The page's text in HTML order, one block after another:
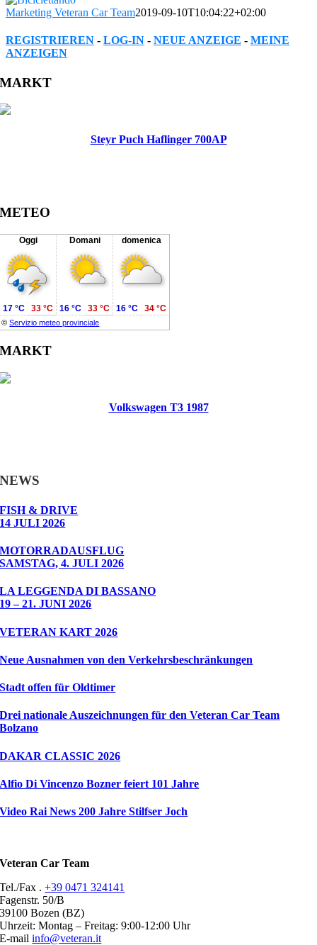
Marketing Veteran Car Team2019-09-10T10:04:22+02:00
REGISTRIEREN - LOG-IN - NEUE ANZEIGE - MEINE
ANZEIGEN
Facebook
Twitter
Reddit
LinkedIn
WhatsApp
Tumblr
Pinterest
Vk
Xing
Email
MARKT
Steyr Puch Haflinger 700AP
METEO
Oggi Domani domenica
©Servizio meteo provinciale
17 °C 33 °C 16 °C 33 °C 16 °C 34 °C
MARKT
Volkswagen T3 1987
NEWS
FISH & DRIVE
14 JULI 2026
MOTORRADAUSFLUG
SAMSTAG, 4. JULI 2026
LA LEGGENDA DI BASSANO
19 – 21. JUNI 2026
VETERAN KART 2026
Neue Ausnahmen von den Verkehrsbeschränkungen
Stadt offen für Oldtimer
Drei nationale Auszeichnungen für den Veteran Car Team
Bolzano
DAKAR CLASSIC 2026
Alfio Di Vincenzo Bozner feiert 101 Jahre
Video Rai News 200 Jahre Stilfser Joch
Veteran Car Team
Tel./Fax .+39 0471 324141
Fagenstr. 50/B
39100 Bozen (BZ)
Uhrzeit: Montag – Freitag: 9:00-12:00 Uhr
E-mailinfo@veteran.it